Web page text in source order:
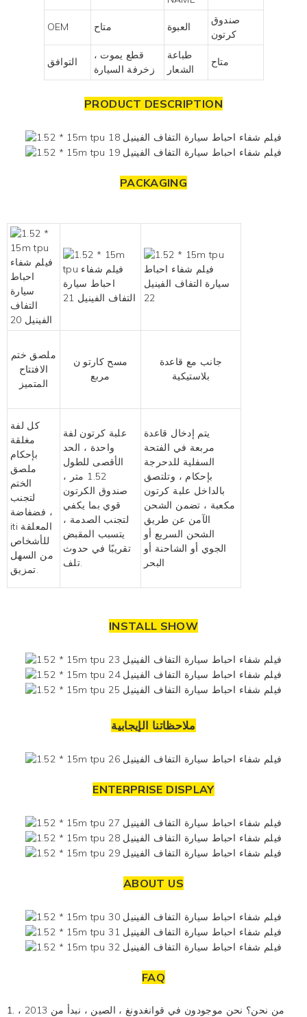
OEM متاح العبوة
صندوق
كرتون
التوافق
قطع يموت ،
زخرفة السيارة
طباعة
الشعار
متاح
PRODUCT DESCRIPTION
PACKAGING
ملصق ختم
الافتتاح
المتميز
مسح كارتون
مربع
جانب مع قاعدة
بلاستيكية
كل لفة
مغلقة
بإحكام
ملصق
الختم
لتجنب
فضفاضة ،
iti المعلقة
للأشخاص
من السهل
تمزيق.
علبة كرتون لفة
واحدة ، الحد
الأقصى للطول
1.52 متر ،
صندوق الكرتون
قوي بما يكفي
لتجنب الصدمة ،
يتسبب المقبض
تقريبًا في حدوث
تلف.
يتم إدخال قاعدة
مربعة في الفتحة
السفلية للدحرجة
بإحكام ، وتلتصق
بالداخل علبة كرتون
مكعبة ، تضمن الشحن
الآمن عن طريق
الشحن السريع أو
الجوي أو الشاحنة أو
البحر
INSTALL SHOW
ملاحظاتنا الإيجابية
ENTERPRISE DISPLAY
ABOUT US
FAQ
1. من نحن؟
نحن موجودون في قوانغدونغ ، الصين ، نبدأ من 2013 ،